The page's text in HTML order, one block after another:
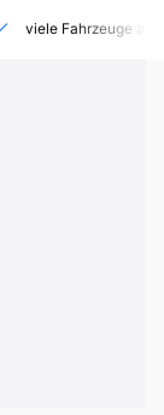
viele Fahrzeuge auf